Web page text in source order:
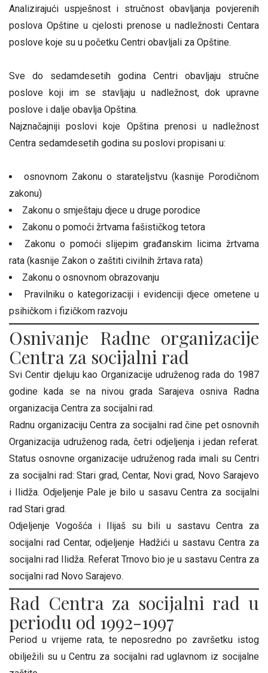
Analizirajući uspješnost i stručnost obavljanja povjerenih
poslova Opštine u cjelosti prenose u nadležnosti Centara
poslove koje su u početku Centri obavljali za Opštine.
Sve do sedamdesetih godina Centri obavljaju stručne
poslove koji im se stavljaju u nadležnost, dok upravne
poslove i dalje obavlja Opština.
Najznačajniji poslovi koje Opština prenosi u nadležnost
Centra sedamdesetih godina su poslovi propisani u:
osnovnom Zakonu o starateljstvu (kasnije Porodičnom
zakonu)
Zakonu o smještaju djece u druge porodice
Zakonu o pomoći žrtvama fašističkog tetora
Zakonu o pomoći slijepim građanskim licima žrtvama
rata (kasnije Zakon o zaštiti civilnih žrtava rata)
Zakonu o osnovnom obrazovanju
Pravilniku o kategorizaciji i evidenciji djece ometene u
psihičkom i fizičkom razvoju
Osnivanje Radne organizacije
Centra za socijalni rad
Svi Centir djeluju kao Organizacije udruženog rada do 1987
godine kada se na nivou grada Sarajeva osniva Radna
organizacija Centra za socijalni rad.
Radnu organizaciju Centra za socijalni rad čine pet osnovnih
Organizacija udruženog rada, četri odjeljenja i jedan referat.
Status osnovne organizacije udruženog rada imali su Centri
za socijalni rad: Stari grad, Centar, Novi grad, Novo Sarajevo
i Ilidža. Odjeljenje Pale je bilo u sasavu Centra za socijalni
rad Stari grad.
Odjeljenje Vogošća i Ilijaš su bili u sastavu Centra za
socijalni rad Centar, odjeljenje Hadžići u sastavu Centra za
socijalni rad Ilidža. Referat Trnovo bio je u sastavu Centra za
socijalni rad Novo Sarajevo.
Rad Centra za socijalni rad u
periodu od 1992-1997
Period u vrijeme rata, te neposredno po završetku istog
obilježili su u Centru za socijalni rad uglavnom iz socijalne